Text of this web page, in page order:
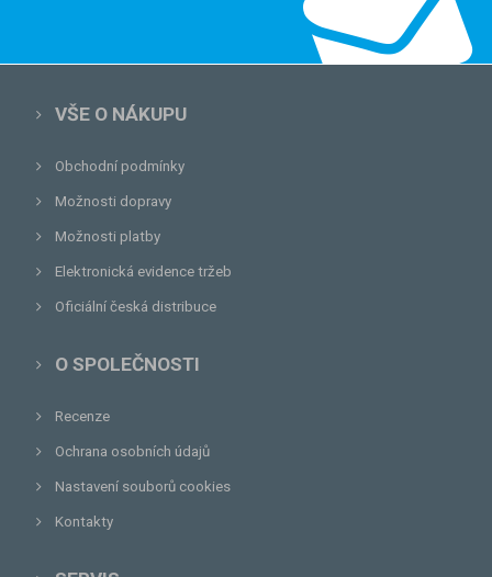
VŠE O NÁKUPU
Obchodní podmínky
Možnosti dopravy
Možnosti platby
Elektronická evidence tržeb
Oficiální česká distribuce
O SPOLEČNOSTI
Recenze
Ochrana osobních údajů
Nastavení souborů cookies
Kontakty